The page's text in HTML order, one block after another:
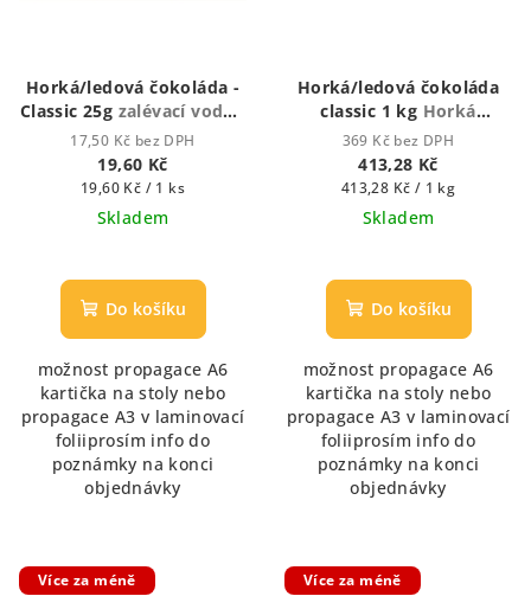
Horká/ledová čokoláda -
Classic 25g zalévací vodou
či mlékem
17,50 Kč bez DPH
19,60 Kč
Měrná
cena:
19,60 Kč / 1 ks
Skladem
Do košíku
možnost propagace A6
kartička na stoly nebo
propagace A3 v laminovací
foliiprosím info do
poznámky na konci
objednávky
Horká/ledová čokoláda
classic 1 kg Horká
čokoláda - zalévací
horkou vodou nebo
mlékem)
369 Kč bez DPH
413,28 Kč
Měrná
cena:
413,28 Kč / 1 kg
Skladem
Do košíku
možnost propagace A6
kartička na stoly nebo
propagace A3 v laminovací
foliiprosím info do
poznámky na konci
objednávky
Více za méně Více za méně